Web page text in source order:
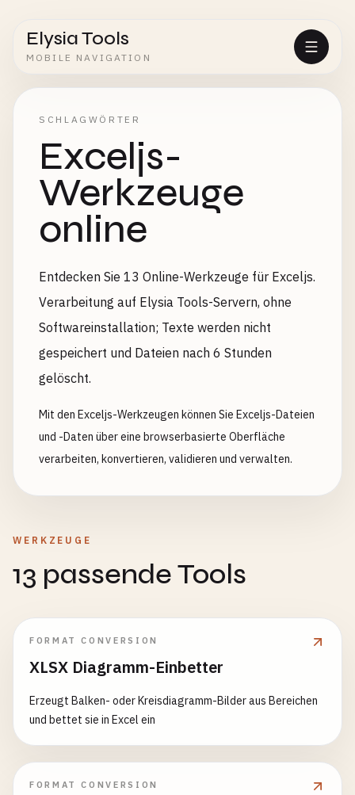
Elysia Tools
MOBILE NAVIGATION
SCHLAGWÖRTER
Exceljs-
Werkzeuge
online
Entdecken Sie 13 Online-Werkzeuge für Exceljs.
Verarbeitung auf Elysia Tools-Servern, ohne
Softwareinstallation; Texte werden nicht
gespeichert und Dateien nach 6 Stunden
gelöscht.
Mit den Exceljs-Werkzeugen können Sie Exceljs-Dateien
und -Daten über eine browserbasierte Oberfläche
verarbeiten, konvertieren, validieren und verwalten.
WERKZEUGE
13 passende Tools
FORMAT CONVERSION
XLSX Diagramm-Einbetter
Erzeugt Balken- oder Kreisdiagramm-Bilder aus Bereichen
und bettet sie in Excel ein
FORMAT CONVERSION